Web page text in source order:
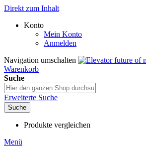
Direkt zum Inhalt
Konto
Mein Konto
Anmelden
Navigation umschalten
Warenkorb
Suche
Erweiterte Suche
Suche
Produkte vergleichen
Menü